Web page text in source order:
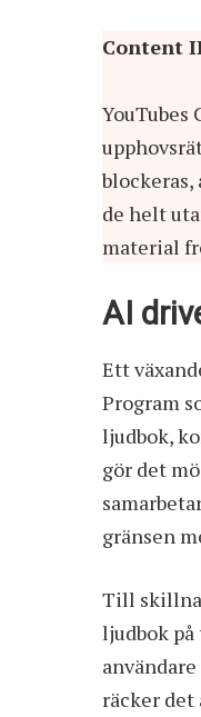
Content
blockeras,
de helt
material
AI
Ett
Program
ljudbok,
gör det
gränsen
Till
ljudbok
räcker